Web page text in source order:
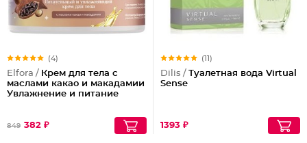
(4)
Elfora / Крем для тела с
маслами какао и макадамии
Увлажнение и питание
849 382 ₽
(11)
Dilis / Туалетная вода Virtual
Sense
1393 ₽